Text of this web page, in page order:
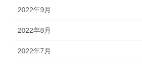
2022年9月
2022年8月
2022年7月